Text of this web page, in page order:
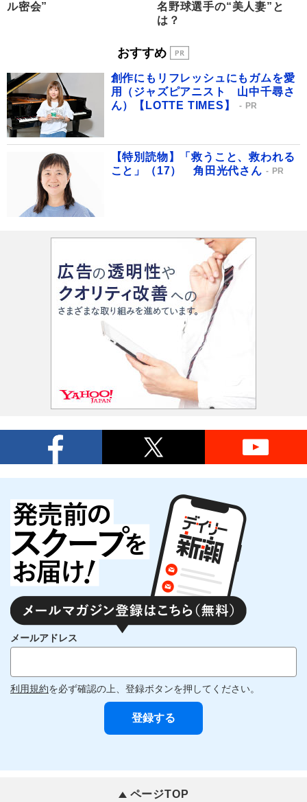
ル密会”
名野球選手の“美人妻”と
は？
おすすめ
創作にもリフレッシュにもガムを愛
用（ジャズピアニスト 山中千尋さ
ん）【LOTTE TIMES】
PR
【特別読物】「救うこと、救われる
こと」（17） 角田光代さん
PR
メールアドレス
利用規約を必ず確認の上、登録ボタンを押してください。
ページTOP